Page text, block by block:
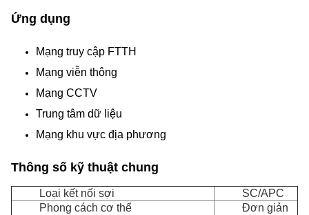
Ứng dụng
Mạng truy cập FTTH
Mạng viễn thông
Mạng CCTV
Trung tâm dữ liệu
Mạng khu vực địa phương
Thông số kỹ thuật chung
Loại kết nối sợi
SC/APC
Phong cách cơ thể
Đơn giản